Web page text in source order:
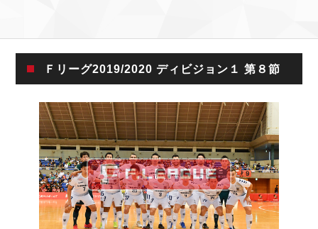
Ｆリーグ2019/2020 ディビジョン１ 第８節